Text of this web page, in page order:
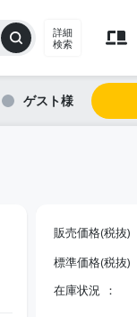
詳細
検索
ゲスト
販売価格(税抜)
標準価格(税抜)
在庫状況